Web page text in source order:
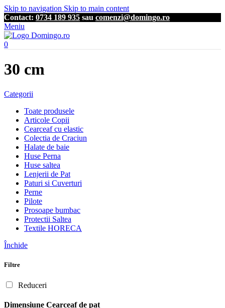
Skip to navigation Skip to main content
Contact: 0734 189 935 sau comenzi@domingo.ro
Meniu
0
30 cm
Categorii
Toate produsele
Articole Copii
Cearceaf cu elastic
Colectia de Craciun
Halate de baie
Huse Perna
Huse saltea
Lenjerii de Pat
Paturi si Cuverturi
Perne
Pilote
Prosoape bumbac
Protectii Saltea
Textile HORECA
Închide
Filtre
Reduceri
Dimensiune Cearceaf de pat